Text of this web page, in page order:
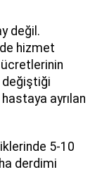
değil.
hizmet
değiştiği
ayrılan
5-10
derdimi